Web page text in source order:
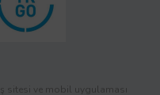
sitesi ve mobil uygulaması